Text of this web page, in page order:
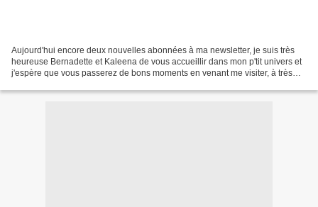
Aujourd'hui encore deux nouvelles abonnées à ma newsletter, je suis très
heureuse Bernadette et Kaleena de vous accueillir dans mon p'tit univers et
j'espère que vous passerez de bons moments en venant me visiter, à très